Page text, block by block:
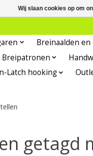
Breinaalden en
Breipatronen
Latch hooking
getagd
Wij slaan cookies op om